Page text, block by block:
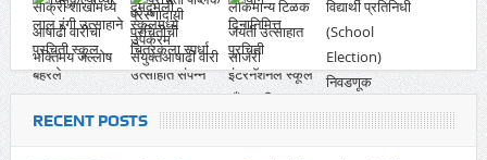
RECENT POSTS